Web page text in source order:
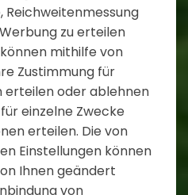
Reichweitenmessung
zu erteilen
mithilfe von
Zustimmung für
erteilen oder ablehnen
einzelne Zwecke
erteilen. Die von
Einstellungen können
Ihnen geändert
von